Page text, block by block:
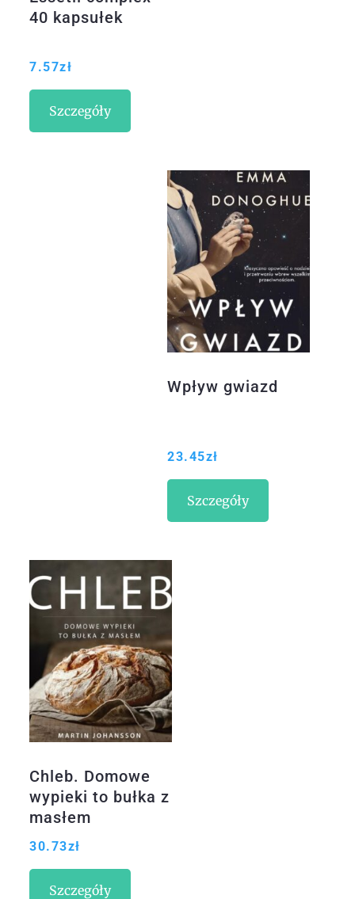
40 kapsułek
7.57zł
Szczegóły
Wpływ gwiazd
23.45zł
Szczegóły
Chleb. Domowe
wypieki to bułka z
masłem
30.73zł
Szczegóły